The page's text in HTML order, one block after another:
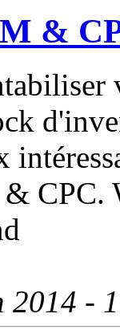
&
CPC.
-